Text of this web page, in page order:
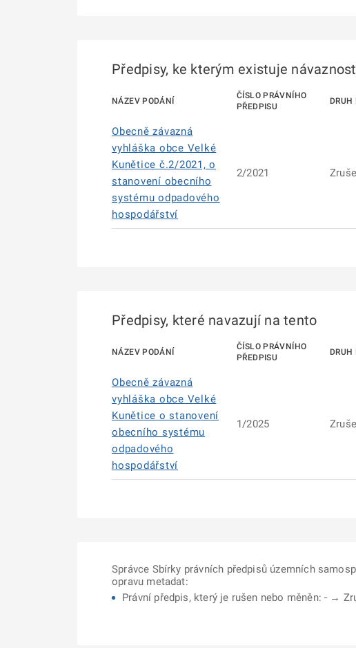
Předpisy, ke kterým existuje návaznost
NÁZEV PODÁNÍ
ČÍSLO PRÁVNÍHO
PŘEDPISU
DRUH
Obecně závazná
vyhláška obce Velké
Kunětice č.2/2021, o
stanovení obecního
systému odpadového
hospodářství
2/2021
Předpisy, které navazují na tento
NÁZEV PODÁNÍ
ČÍSLO PRÁVNÍHO
PŘEDPISU
DRUH
Obecně závazná
vyhláška obce Velké
Kunětice o stanovení
obecního systému
odpadového
hospodářství
1/2025
Správce Sbírky právních předpisů územních
opravu metadat:
Právní předpis, který je rušen nebo měněn:-→